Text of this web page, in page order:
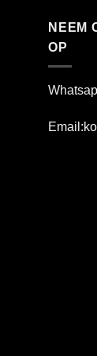
NEEM
OP